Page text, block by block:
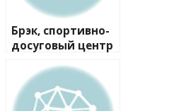
Брэк, спортивно-
досуговый центр